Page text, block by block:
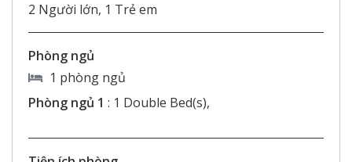
2 Người lớn, 1 Trẻ em
Phòng ngủ
1 phòng ngủ
Phòng ngủ 1 : 1 Double Bed(s),